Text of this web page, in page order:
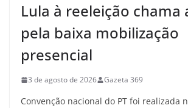
Lula à reeleição chama
pela baixa mobilização
presencial
3 de agosto de 2026 Gazeta 369
Convenção nacional do PT foi realizada